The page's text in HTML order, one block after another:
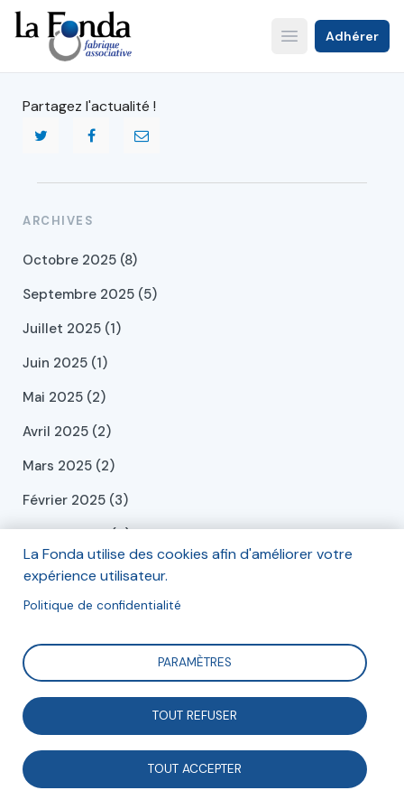
Aller
au
contenu
principal
Open main menu
Adhérer
Partagez l'actualité !
ARCHIVES
Octobre 2025 (8)
Septembre 2025 (5)
Juillet 2025 (1)
Juin 2025 (1)
Mai 2025 (2)
Avril 2025 (2)
Mars 2025 (2)
Février 2025 (3)
Janvier 2025 (4)
Décembre 2024 (6)
Novembre 2024 (1)
Septembre 2024 (2)
Juillet 2024 (2)
Juin 2024 (2)
Mai 2024 (2)
La Fonda utilise des cookies afin d'améliorer votre
expérience utilisateur.
Politique de confidentialité
PARAMÈTRES
TOUT REFUSER
TOUT ACCEPTER